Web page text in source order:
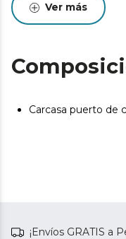
Ver más
Carcasa puerto de
¡Envíos GRATIS a